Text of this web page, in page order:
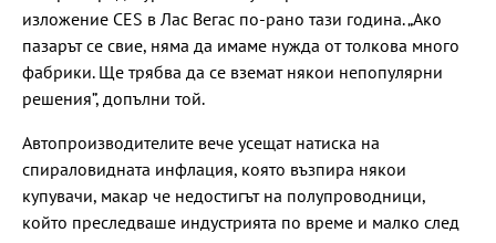
изложение CES в Лас Вегас по-рано тази година. „Ако
пазарът се свие, няма да имаме нужда от толкова много
фабрики. Ще трябва да се вземат някои непопулярни
решения”, допълни той.
Автопроизводителите вече усещат натиска на
спираловидната инфлация, която възпира някои
купувачи, макар че недостигът на полупроводници,
който преследваше индустрията по време и малко след